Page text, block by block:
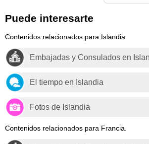
Puede interesarte
Contenidos relacionados para Islandia.
Embajadas y Consulados en
El tiempo en Islandia
Fotos de Islandia
Contenidos relacionados para Francia.